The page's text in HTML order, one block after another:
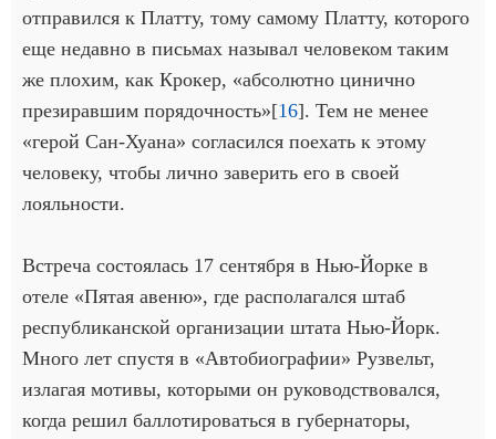
отправился к Платту, тому самому Платту, которого
еще недавно в письмах называл человеком таким
же плохим, как Крокер, «абсолютно цинично
презиравшим порядочность»[16]. Тем не менее
«герой Сан-Хуана» согласился поехать к этому
человеку, чтобы лично заверить его в своей
лояльности.
Встреча состоялась 17 сентября в Нью-Йорке в
отеле «Пятая авеню», где располагался штаб
республиканской организации штата Нью-Йорк.
Много лет спустя в «Автобиографии» Рузвельт,
излагая мотивы, которыми он руководствовался,
когда решил баллотироваться в губернаторы,